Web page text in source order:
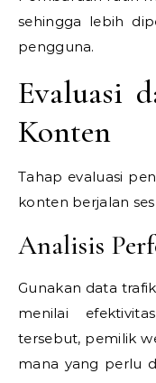
sehingga lebih
pengguna.
Evaluasi
Konten
Tahap evaluasi
konten berjalan
Analisis
Gunakan data
menilai
tersebut, pemilik
mana yang perlu